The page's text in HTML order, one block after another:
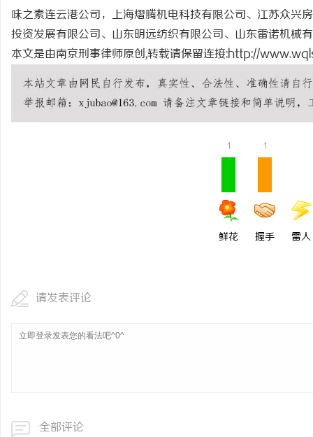
味之素连云港公司，上海熠腾机电科技有限公司、江苏众兴
投资发展有限公司、山东明远纺织有限公司、山东雷诺机械
本文是由南京刑事律师原创,转载请保留连接:http://
1
鲜花
1
握手 雷人
请发表评论
全部评论